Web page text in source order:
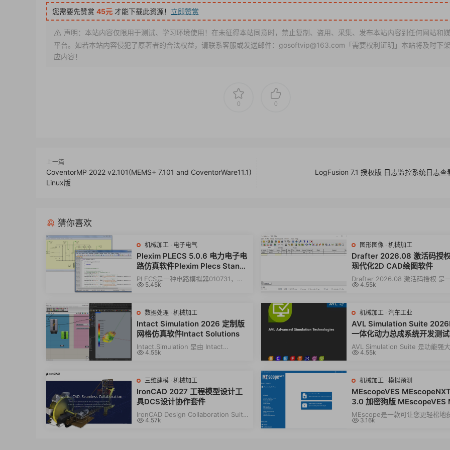
您需要先赞赏 45元 才能下载此资源！ 立即赞赏
声明：本站内容仅限用于测试、学习环境使用！在未征得本站同意时，禁止复制、盗用、采集、发布本站内容到任何网站和
平台。如若本站内容侵犯了原著者的合法权益，请联系客服或发送邮件：gosoftvip@163.com「需要权利证明」本站将及时下
应内容！
0 0
上一篇
CoventorMP 2022 v2.101(MEMS+ 7.101 and CoventorWare11.1)
Linux版
LogFusion 7.1 授权版 日志监控系统日志查
猜你喜欢
机械加工 · 电子电气
Plexim PLECS 5.0.6 电力电子电
路仿真软件Plexim Plecs Standa
lone
PLECS是一种电路模拟器010731，可
以轻松地对复杂的电气系统及其控制进
5.45k
图形图像 ·机械加工
Drafter 2026.08 激活码授
现代化2D CAD绘图软件
Drafter 2026.08 激活码授权 是
现代化的2D CAD绘图软件，用于
4.55k
数据处理 · 机械加工
Intact Simulation 2026 定制版
网格仿真软件Intact Solutions
Intact.Simulation 是由 Intact
Solutions 开发的全球先进、具创新性
4.55k
机械加工 ·汽车工业
AVL Simulation Suite
一体化动力总成系统开发测
真
AVL Simulation Suite 是功能强大
真解决方案，使用将为用户提供全
4.55k
三维建模 · 机械加工
IronCAD 2027 工程模型设计工
具DCS设计协作套件
IronCAD Design Collaboration Suite
是一款非常专业的工程模型设计软件
4.57k
机械加工 ·模拟预测
MEscopeVES MEscopeNXT 2
3.0 加密狗版 MEscopeVES
copeNXT 分析观察记录机械
操作机械噪声和振动软件包工
MEscope是一款可让您更轻松地
取、分析、观察和记录机械结构和
3.16k